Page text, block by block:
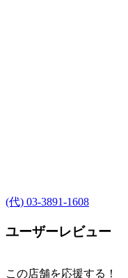
(代) 03-3891-1608
ユーザーレビュー
この店舗を応援する！